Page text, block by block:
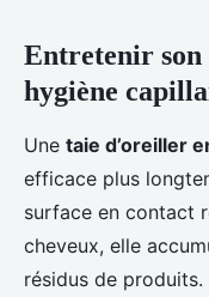
Entretenir
hygiène
Une taie d’oreiller
efficace plus
surface en contact
cheveux, elle
résidus de